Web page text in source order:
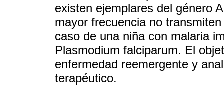
existen ejemplares del género
mayor frecuencia no
caso de una niña con malaria
Plasmodium falciparum. El
enfermedad reemergente y
terapéutico.